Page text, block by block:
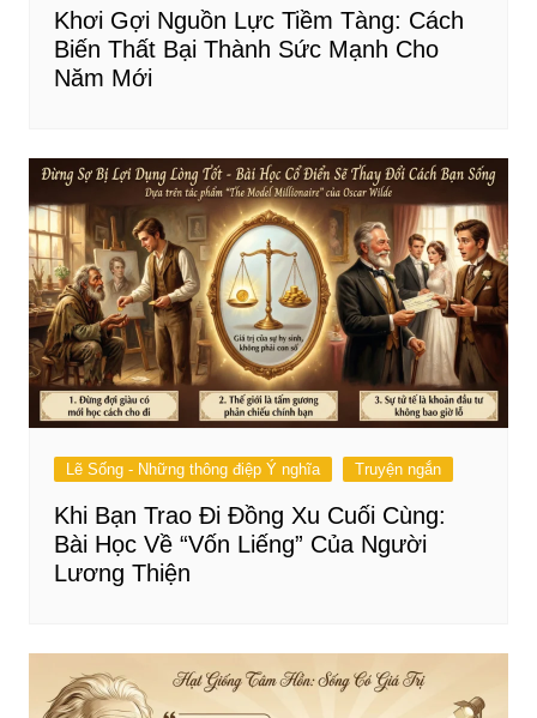
Khơi Gợi Nguồn Lực Tiềm Tàng: Cách
Biến Thất Bại Thành Sức Mạnh Cho
Năm Mới
Lẽ Sống - Những thông điệp Ý nghĩa Truyện ngắn
Khi Bạn Trao Đi Đồng Xu Cuối Cùng:
Bài Học Về “Vốn Liếng” Của Người
Lương Thiện